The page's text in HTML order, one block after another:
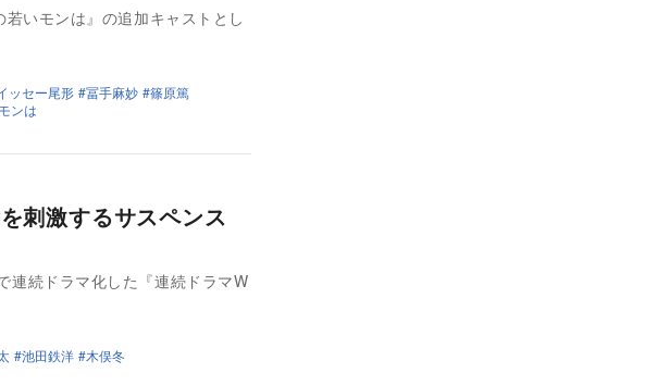
いモンは』の追加キャストとし
ッセー尾形 冨手麻妙
篠原篤
ンは
刺激するサスペンス
連続ドラマ化した『連続ドラマW
池田鉄洋
木俣冬